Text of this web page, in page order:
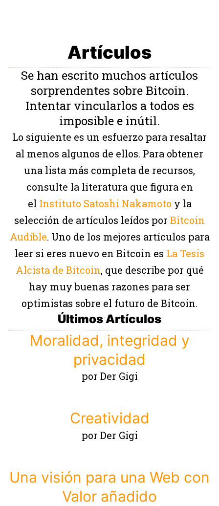
Artículos
Se han escrito muchos artículos
sorprendentes sobre Bitcoin.
Intentar vincularlos a todos es
imposible e inútil.
Lo siguiente es un esfuerzo para resaltar
al menos algunos de ellos. Para obtener
una lista más completa de recursos,
consulte la literatura que figura en
el Instituto Satoshi Nakamoto y la
selección de artículos leídos por Bitcoin
Audible. Uno de los mejores artículos para
leer si eres nuevo en Bitcoin es La Tesis
Alcista de Bitcoin, que describe por qué
hay muy buenas razones para ser
optimistas sobre el futuro de Bitcoin.
Últimos Artículos
Moralidad, integridad y
privacidad
por Der Gigi
Creatividad
por Der Gigi
Una visión para una Web con
Valor añadido